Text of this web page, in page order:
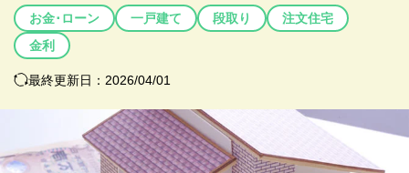
お金･ローン 一戸建て 段取り
注文住宅
金利
最終更新日：2026/04/01